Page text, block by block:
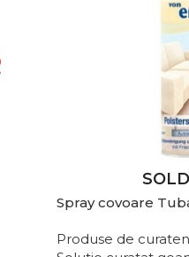
Spray covoare
Produse de